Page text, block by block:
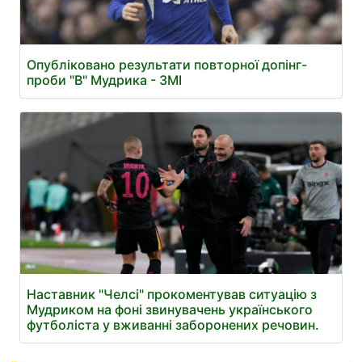
Опубліковано результати повторної допінг-
проби "B" Мудрика - ЗМІ
Наставник "Челсі" прокоментував ситуацію з
Мудриком на фоні звинувачень українського
футболіста у вживанні заборонених речовин.